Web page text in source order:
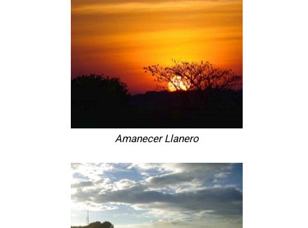
Amanecer Llanero